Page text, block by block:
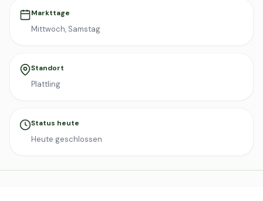
Markttage
Mittwoch, Samstag
Standort
Plattling
Status heute
Heute geschlossen